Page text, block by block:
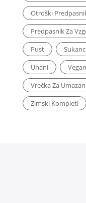
Otroški
Predpasnik Za
Pust
Uhani
Vrečka Za
Zimski Kompleti